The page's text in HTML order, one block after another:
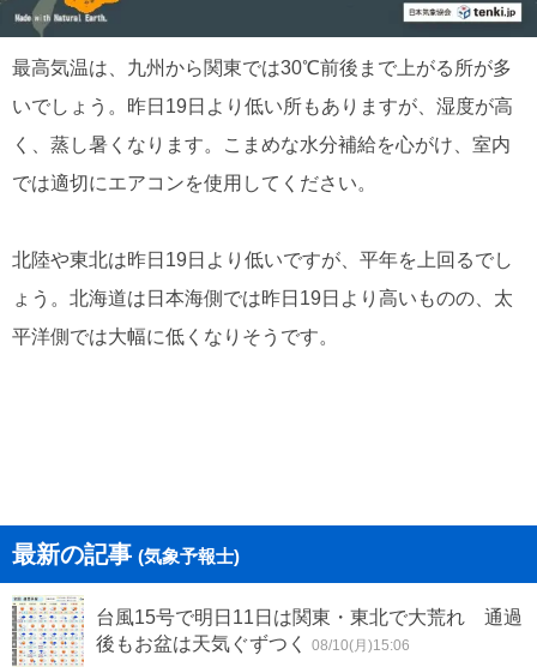
最高気温は、九州から関東では30℃前後まで上がる所が多
いでしょう。昨日19日より低い所もありますが、湿度が高
く、蒸し暑くなります。こまめな水分補給を心がけ、室内
では適切にエアコンを使用してください。
北陸や東北は昨日19日より低いですが、平年を上回るでし
ょう。北海道は日本海側では昨日19日より高いものの、太
平洋側では大幅に低くなりそうです。
最新の記事 (気象予報士)
台風15号で明日11日は関東・東北で大荒れ 通過
後もお盆は天気ぐずつく
08/10(月)15:06